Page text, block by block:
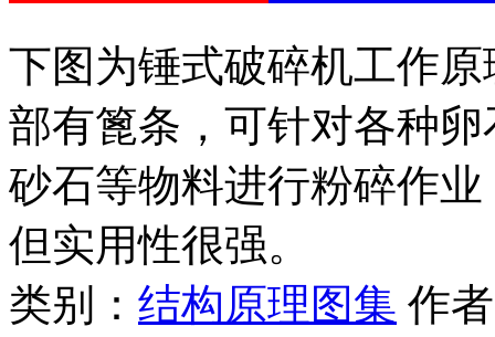
下图为锤式破碎机工作
部有篦条，可针对各种
砂石等物料进行粉碎作
但实用性很强。
类别： 结构原理图集 作